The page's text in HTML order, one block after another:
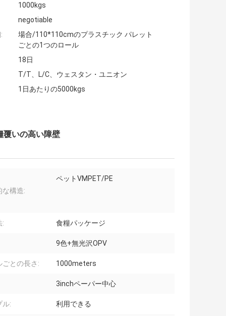
1000kgs
negotiable
場合/110*110cmのプラスチック パレット
ごとの1つのロール
18日
T/T、L/C、ウェスタン・ユニオン
1日あたりの5000kgs
覆いの高い障壁
な構造:
ペットVMPET/PE
: 食糧パッケージ
9色+無光沢OPV
ごとの長さ: 1000meters
3inchペーパー中心
ル: 利用できる